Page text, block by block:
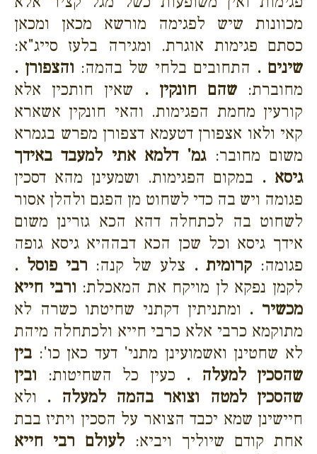
מכוונות שיש לפגימה מורשא מכאן ומכאן
כסתם פגימות אוגרת. ומגירה בלעז סייג"א:
שינים . התחובים בלחי של בהמה: והצפורן .
מחוברת:שהם חונקין . שאין חותכין אלא
קורעין מחמת הפגימות. והאי חונקין אשארא
קאי ולאו אצפורן דטעמא דצפורן מפרש בגמרא
משום מחובר:גמ' דלמא אתי למעבד באידך
גיסא . במקום הפגימות. ושמעינן מהא דסכין
פגומה ויש בה כדי לשחוט מן הפגם ולהלן אסור
לשחוט בה לכתחלה דהא הכא גזרינן משום
אידך גיסא וכל שכן הכא דבההיא גיסא גופה
פגומה: קרומית . צלע של קנה: רבי פוסל .
לקמן נפקא לן מויקח את המאכלת: ורבי חייא
מכשיר . ומתניתין דקתני שחיטתו כשרה לא
מתוקמא כרבי אלא כרבי חייא ולכתחלה מיהת
לא שחטינן ואשמועינן מתני' דעד כאן כו': בין
שהסכין למעלה . כעין כל השחיטות: ובין
שהסכין למטה וצואר בהמה למעלה . ולא
חיישינן שמא יכבד הצואר על הסכין ויתיז בבת
אחת קודם שיוליך ויביא: לעולם רבי חייא